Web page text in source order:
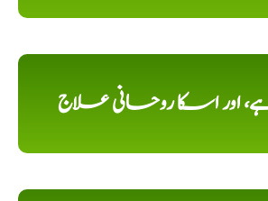
ہے، اور اسکا روحانی علاج